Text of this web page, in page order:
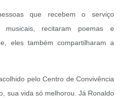
que recebem o serviço
musicais, recitaram poemas e
eles também compartilharam a
pelo Centro de Convivência
sua vida só melhorou. Já Ronaldo